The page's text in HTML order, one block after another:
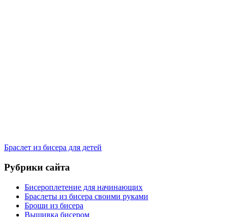
Браслет из бисера для детей
Рубрики сайта
Бисероплетение для начинающих
Браслеты из бисера своими руками
Броши из бисера
Вышивка бисером